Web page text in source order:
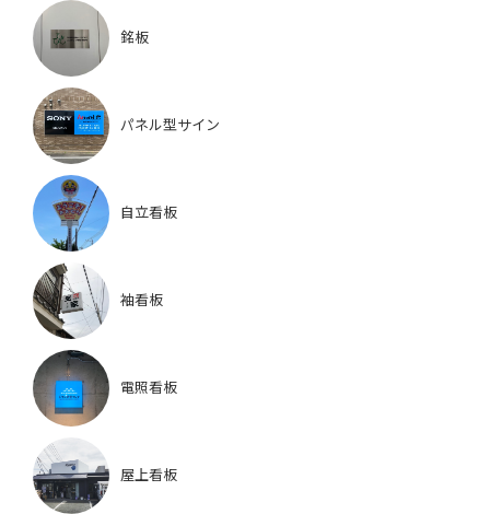
銘板
パネル型サイン
自立看板
袖看板
電照看板
屋上看板